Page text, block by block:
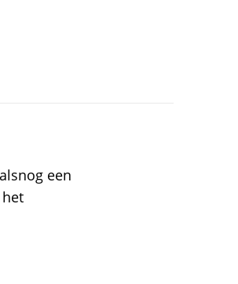
een